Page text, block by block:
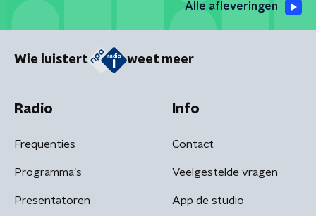
Alle afleveringen
Wie luistert weet meer
Radio
Frequenties
Programma's
Presentatoren
Info
Contact
Veelgestelde vragen
App de studio